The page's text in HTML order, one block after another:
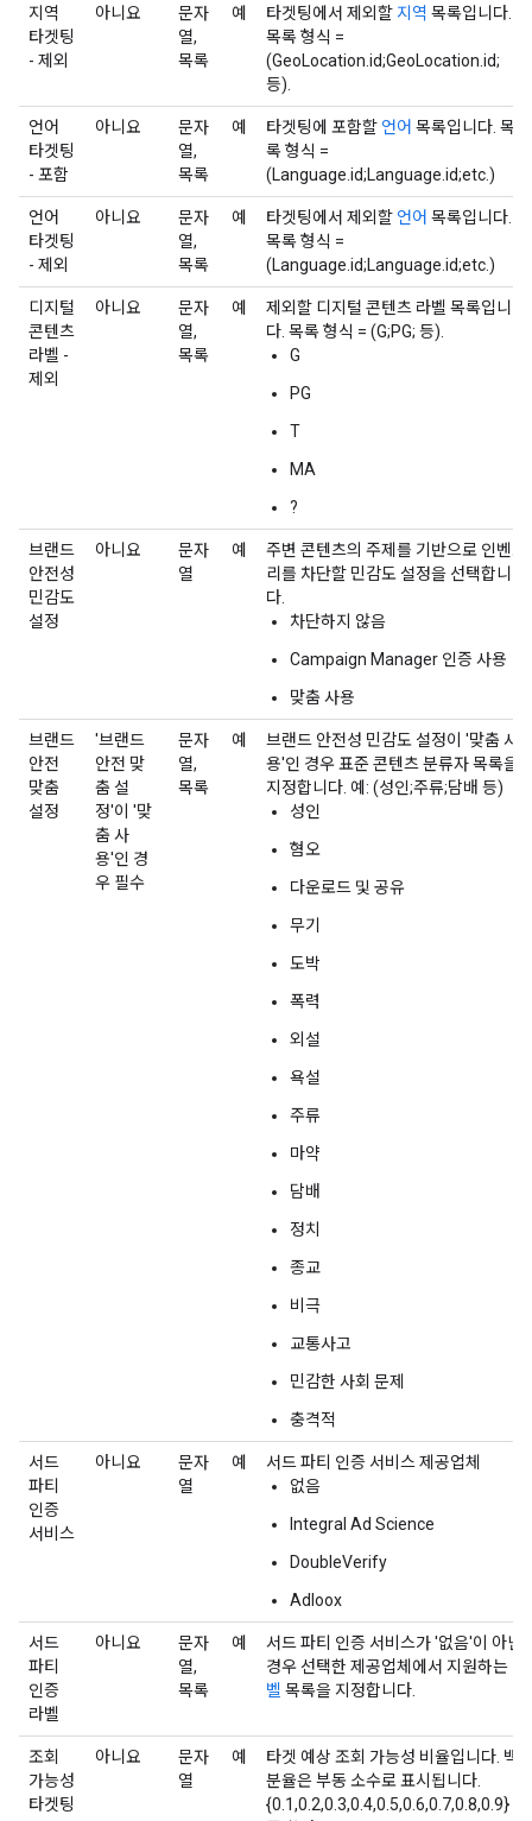
지역
타겟팅
- 제외
아니요
문자
열,
목록
예 타겟팅에서 제외할지역 목록입니다.
목록 형식 =
(GeoLocation.id;GeoLocation.id;
등).
언어
타겟팅
- 포함
아니요
문자
열,
목록
예 타겟팅에 포함할 언어 목록입니다. 목
록 형식 =
(Language.id;Language.id;etc.)
언어
타겟팅
- 제외
아니요
문자
열,
목록
예 타겟팅에서 제외할 언어 목록입니다.
목록 형식 =
(Language.id;Language.id;etc.)
디지털
콘텐츠
라벨 -
제외
아니요
문자
열,
목록
예
제외할 디지털 콘텐츠 라벨 목록입니
다. 목록 형식 = (G;PG; 등).
G
PG
T
MA
?
브랜드
안전성
민감도
설정
아니요
문자
열
예
주변 콘텐츠의 주제를 기반으로 인벤토
리를 차단할 민감도 설정을 선택합니
다.
차단하지 않음
Campaign Manager 인증 사용
맞춤 사용
브랜드
안전
맞춤
설정
'브랜드
안전 맞
춤 설
정'이 '맞
춤 사
용'인 경
우 필수
문자
열,
목록
예
브랜드 안전성 민감도 설정이 '맞춤 사
용'인 경우 표준 콘텐츠 분류자 목록을
지정합니다. 예: (성인;주류;담배 등)
성인
혐오
다운로드 및 공유
무기
도박
폭력
외설
욕설
주류
마약
담배
정치
종교
비극
교통사고
민감한 사회 문제
충격적
서드
파티
인증
서비스
아니요
문자
열
예
서드 파티 인증 서비스 제공업체
없음
Integral Ad Science
DoubleVerify
Adloox
서드
파티
인증
라벨
아니요
문자
열,
목록
예
서드 파티 인증 서비스가 '없음'이 아닌
경우 선택한 제공업체에서 지원하는
벨 목록을 지정합니다.
조회
가능성
타겟팅
아니요
문자
열
예
타겟 예상 조회 가능성 비율입니다. 백
분율은 부동 소수로 표시됩니다.
{0.1,0.2,0.3,0.4,0.5,0.6,0.7,0.8,0.9}